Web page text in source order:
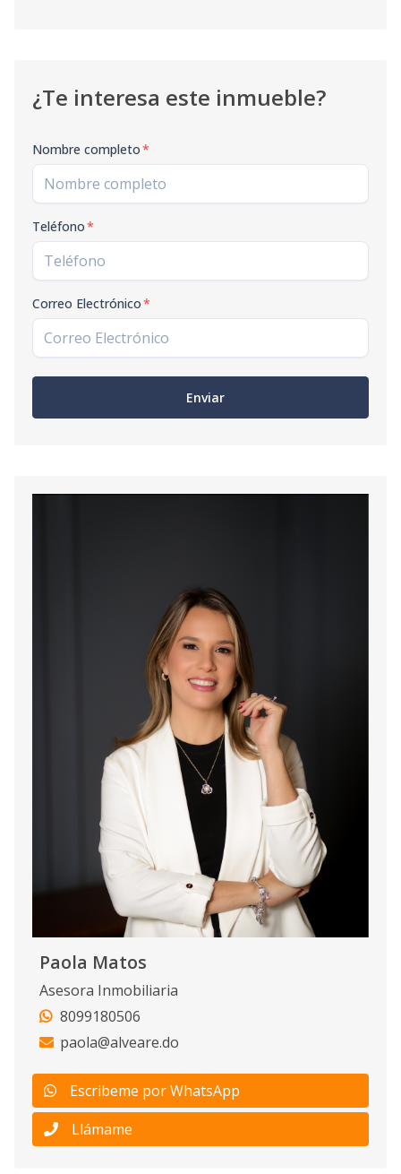
¿Te interesa este inmueble?
Nombre completo*
Teléfono*
Correo Electrónico*
Enviar
Paola Matos
Asesora Inmobiliaria
8099180506
paola@alveare.do
Escribeme por WhatsApp
Llámame